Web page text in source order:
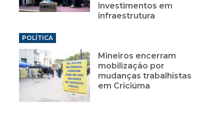
investimentos em
infraestrutura
POLÍTICA
Mineiros encerram
mobilização por
mudanças trabalhistas
em Criciúma